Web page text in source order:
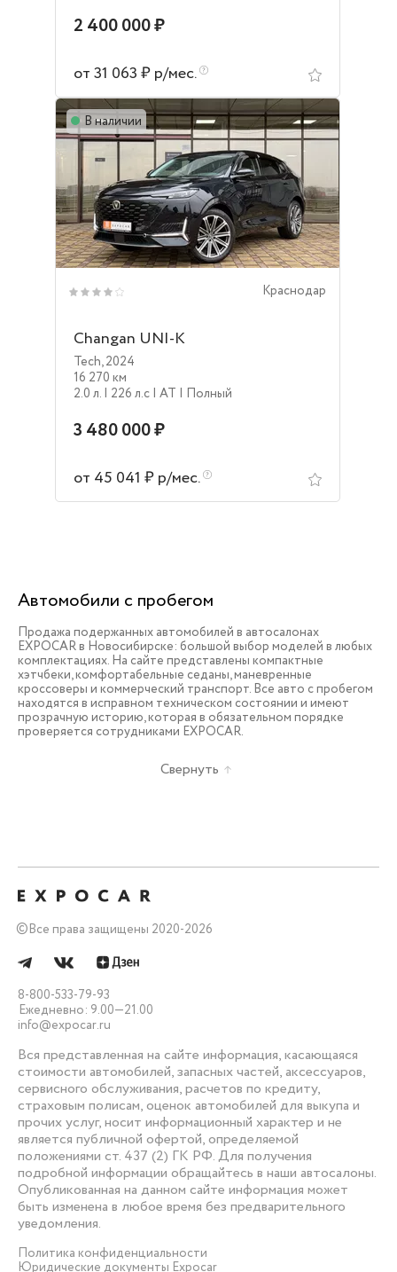
2 400 000 ₽
от 31 063 ₽ р/мес.
В наличии
Краснодар
Changan UNI-K
Tech,2024
16 270 км
2.0 л. | 226 л.c | AT | Полный
3 480 000 ₽
от 45 041 ₽ р/мес.
Автомобили с пробегом
Продажа подержанных автомобилей в автосалонах
EXPOCAR в Новосибирске: большой выбор моделей в любых
комплектациях. На сайте представлены компактные
хэтчбеки, комфортабельные седаны, маневренные
кроссоверы и коммерческий транспорт. Все авто с пробегом
находятся в исправном техническом состоянии и имеют
прозрачную историю, которая в обязательном порядке
проверяется сотрудниками EXPOCAR.
Свернуть
©Все права защищены 2020-2026
8-800-533-79-93
Ежедневно: 9.00—21.00
info@expocar.ru
Вся представленная на сайте информация, касающаяся
стоимости автомобилей, запасных частей, аксессуаров,
сервисного обслуживания, расчетов по кредиту,
страховым полисам, оценок автомобилей для выкупа и
прочих услуг, носит информационный характер и не
является публичной офертой, определяемой
положениями ст. 437 (2) ГК РФ. Для получения
подробной информации обращайтесь в наши автосалоны.
Опубликованная на данном сайте информация может
быть изменена в любое время без предварительного
уведомления.
Политика конфиденциальности
Юридические документы Expocar